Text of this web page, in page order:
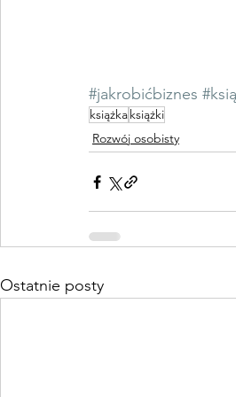
#jakrobićbiznes
książka książki
Rozwój osobisty
Ostatnie posty